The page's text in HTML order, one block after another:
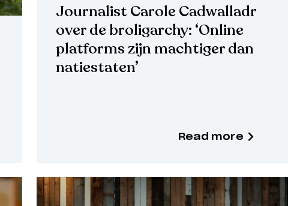
Journalist Carole Cadwalladr
over de broligarchy: ‘Online
platforms zijn machtiger dan
natiestaten’
Read more